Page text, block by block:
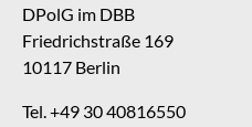
DPolG im DBB
Friedrichstraße 169
10117 Berlin
Tel. +49 30 40816550